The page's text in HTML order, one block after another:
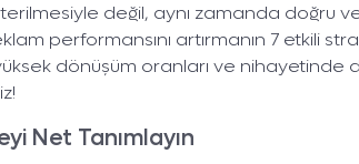
değil, aynı zamanda doğru
performansını artırmanın 7 etkili
dönüşüm oranları ve nihayetinde
Net Tanımlayın